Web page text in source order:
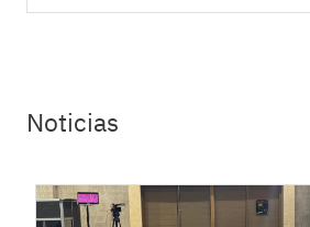
Noticias